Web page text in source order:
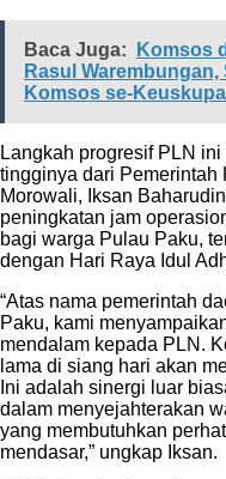
Baca Juga:
Komsos
Rasul
Komsos se-
Langkah progresif PLN
tingginya dari Pemerintah
Morowali, Iksan
peningkatan jam
bagi warga Pulau Paku,
dengan Hari Raya Idul
“Atas nama pemerintah
Paku, kami
mendalam kepada PLN.
lama di siang hari akan
Ini adalah sinergi luar
dalam menyejahterakan
yang membutuhkan
mendasar,” ungkap Iksan.